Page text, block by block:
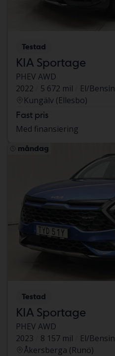
Testad
KIA Sportage
PHEV AWD
2022
5 672 mil
El/Bensin
Kungälv (Ellesbo)
Fast pris
Med finansiering
måndag
Testad
KIA Sportage
PHEV AWD
2023
8 157 mil
El/Bensin
Åkersberga (Runö)